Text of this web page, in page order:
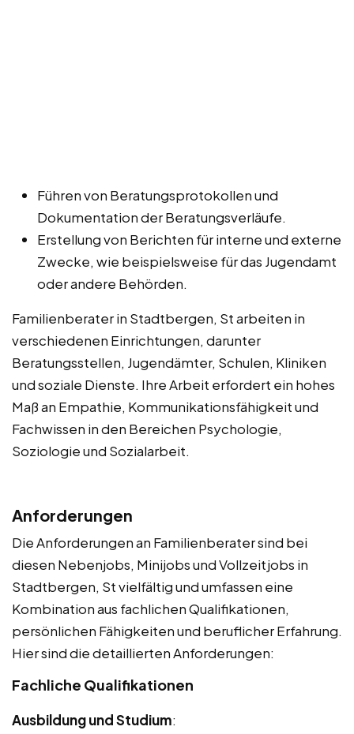
Führen von Beratungsprotokollen und
Dokumentation der Beratungsverläufe.
Erstellung von Berichten für interne und externe
Zwecke, wie beispielsweise für das Jugendamt
oder andere Behörden.
Familienberater in Stadtbergen, St arbeiten in
verschiedenen Einrichtungen, darunter
Beratungsstellen, Jugendämter, Schulen, Kliniken
und soziale Dienste. Ihre Arbeit erfordert ein hohes
Maß an Empathie, Kommunikationsfähigkeit und
Fachwissen in den Bereichen Psychologie,
Soziologie und Sozialarbeit.
Anforderungen
Die Anforderungen an Familienberater sind bei
diesen Nebenjobs, Minijobs und Vollzeitjobs in
Stadtbergen, St vielfältig und umfassen eine
Kombination aus fachlichen Qualifikationen,
persönlichen Fähigkeiten und beruflicher Erfahrung.
Hier sind die detaillierten Anforderungen:
Fachliche Qualifikationen
Ausbildung und Studium: